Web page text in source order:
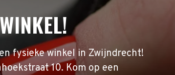
fysieke winkel in Zwijndrecht!
10. Kom op een